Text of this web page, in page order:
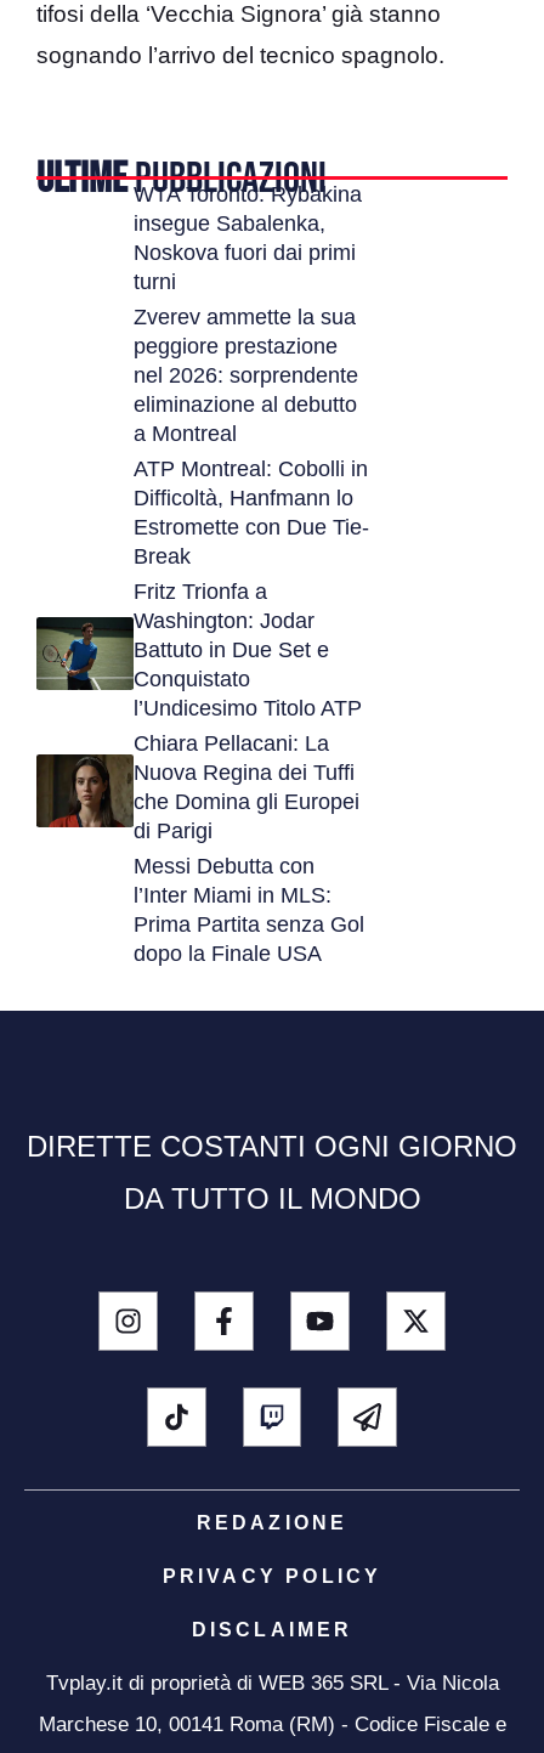
tifosi della ‘Vecchia Signora’ già stanno
sognando l’arrivo del tecnico spagnolo.
ULTIMEPUBBLICAZIONI
WTA Toronto: Rybakina
insegue Sabalenka,
Noskova fuori dai primi
turni
Zverev ammette la sua
peggiore prestazione
nel 2026: sorprendente
eliminazione al debutto
a Montreal
ATP Montreal: Cobolli in
Difficoltà, Hanfmann lo
Estromette con Due Tie-
Break
Fritz Trionfa a
Washington: Jodar
Battuto in Due Set e
Conquistato
l’Undicesimo Titolo ATP
Chiara Pellacani: La
Nuova Regina dei Tuffi
che Domina gli Europei
di Parigi
Messi Debutta con
l’Inter Miami in MLS:
Prima Partita senza Gol
dopo la Finale USA
DIRETTE COSTANTI OGNI GIORNO
DA TUTTO IL MONDO
REDAZIONE
PRIVACY POLICY
DISCLAIMER
Tvplay.it di proprietà di WEB 365 SRL - Via Nicola
Marchese 10, 00141 Roma (RM) - Codice Fiscale e